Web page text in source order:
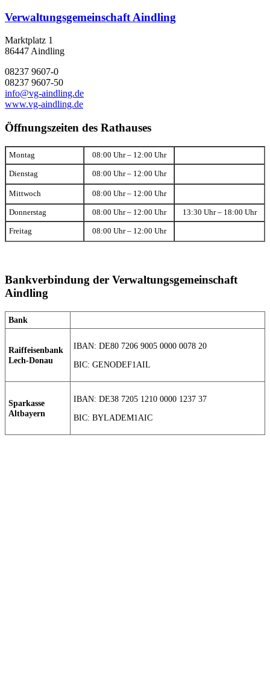
Verwaltungsgemeinschaft Aindling
Marktplatz 1
86447 Aindling
08237 9607-0
08237 9607-50
info@vg-aindling.de
www.vg-aindling.de
Öffnungszeiten des Rathauses
Montag 08:00 Uhr – 12:00 Uhr
Dienstag 08:00 Uhr – 12:00 Uhr
Mittwoch 08:00 Uhr – 12:00 Uhr
Donnerstag 08:00 Uhr – 12:00 Uhr 13:30 Uhr – 18:00 Uhr
Freitag 08:00 Uhr – 12:00 Uhr
Bankverbindung der Verwaltungsgemeinschaft
Aindling
Bank
Raiffeisenbank
Lech-Donau
IBAN: DE80 7206 9005 0000 0078 20
BIC: GENODEF1AIL
Sparkasse
Altbayern
IBAN: DE38 7205 1210 0000 1237 37
BIC: BYLADEM1AIC